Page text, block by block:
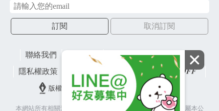
訂閱 取消訂閱
聯絡我們 網站地圖
財團法人有容教育基金會
隱私權政策
lifefactory
版權所有© 2026 皇冠金屬工業股份有限公司
本網站所有相關素材(含照片、圖片、影音、文字等)著作權皆屬本公